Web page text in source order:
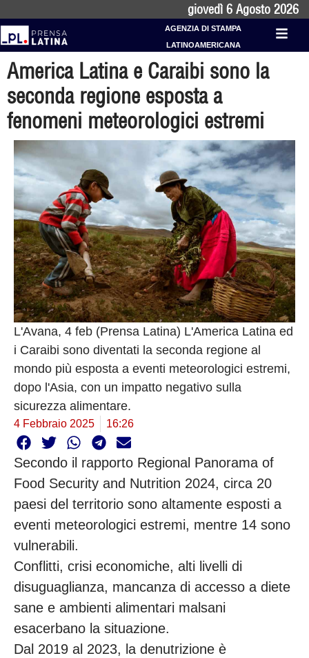
giovedì 6 Agosto 2026
AGENZIA DI STAMPA
LATINOAMERICANA
America Latina e Caraibi sono la
seconda regione esposta a
fenomeni meteorologici estremi
L'Avana, 4 feb (Prensa Latina) L'America Latina ed
i Caraibi sono diventati la seconda regione al
mondo più esposta a eventi meteorologici estremi,
dopo l'Asia, con un impatto negativo sulla
sicurezza alimentare.
4 Febbraio 2025 16:26
Secondo il rapporto Regional Panorama of
Food Security and Nutrition 2024, circa 20
paesi del territorio sono altamente esposti a
eventi meteorologici estremi, mentre 14 sono
vulnerabili.
Conflitti, crisi economiche, alti livelli di
disuguaglianza, mancanza di accesso a diete
sane e ambienti alimentari malsani
esacerbano la situazione.
Dal 2019 al 2023, la denutrizione è